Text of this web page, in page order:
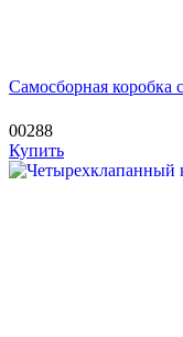
Самосборная
00288
Купить